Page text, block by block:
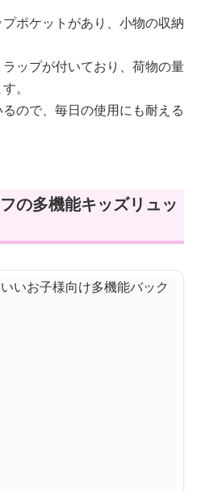
ポケットがあり、小物の収納
ップが付いており、荷物の量
。
ので、毎日の使用にも耐える
の多機能キッズリュッ